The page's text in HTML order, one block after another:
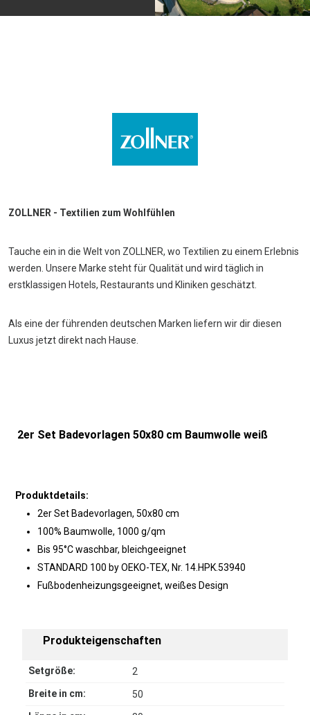
ZOLLNER - Textilien zum Wohlfühlen
Tauche ein in die Welt von ZOLLNER, wo Textilien zu einem Erlebnis
werden. Unsere Marke steht für Qualität und wird täglich in
erstklassigen Hotels, Restaurants und Kliniken geschätzt.
Als eine der führenden deutschen Marken liefern wir dir diesen
Luxus jetzt direkt nach Hause.
2er Set Badevorlagen 50x80 cm Baumwolle weiß
Produktdetails:
2er Set Badevorlagen, 50x80 cm
100% Baumwolle, 1000 g/qm
Bis 95°C waschbar, bleichgeeignet
STANDARD 100 by OEKO-TEX, Nr. 14.HPK.53940
Fußbodenheizungsgeeignet, weißes Design
Produkteigenschaften
Setgröße:
2
Breite in cm:
50